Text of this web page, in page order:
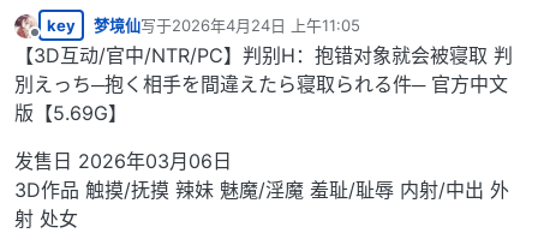
离线
key 梦境仙写于2026年4月24日 上午11:05
最后由 编辑
【3D互动/官中/NTR/PC】判别H：抱错对象就会被寝取 判
別えっち─抱く相手を間違えたら寝取られる件─ 官方中文
版【5.69G】
发售日 2026年03月06日
3D作品 触摸/抚摸 辣妹 魅魔/淫魔 羞耻/耻辱 内射/中出 外
射 处女